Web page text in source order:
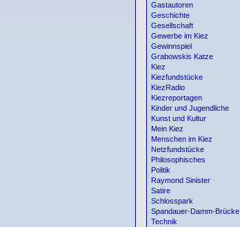
Gastautoren
Geschichte
Gesellschaft
Gewerbe im Kiez
Gewinnspiel
Grabowskis Katze
Kiez
Kiezfundstücke
KiezRadio
Kiezreportagen
Kinder und Jugendliche
Kunst und Kultur
Mein Kiez
Menschen im Kiez
Netzfundstücke
Philosophisches
Politik
Raymond Sinister
Satire
Schlosspark
Spandauer-Damm-Brücke
Technik